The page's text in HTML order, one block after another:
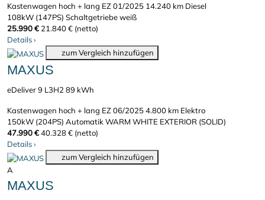
Kastenwagen hoch + lang EZ 01/2025 14.240 km Diesel
108kW (147PS) Schaltgetriebeweiß
25.990 € 21.840 € (netto)
Details›
zum Vergleich hinzufügen
MAXUS
eDeliver 9 L3H2 89 kWh
Kastenwagen hoch + lang EZ 06/20254.800 km Elektro
150kW (204PS) AutomatikWARM WHITE EXTERIOR (SOLID)
47.990 €40.328 € (netto)
Details›
zum Vergleich hinzufügen
A
MAXUS